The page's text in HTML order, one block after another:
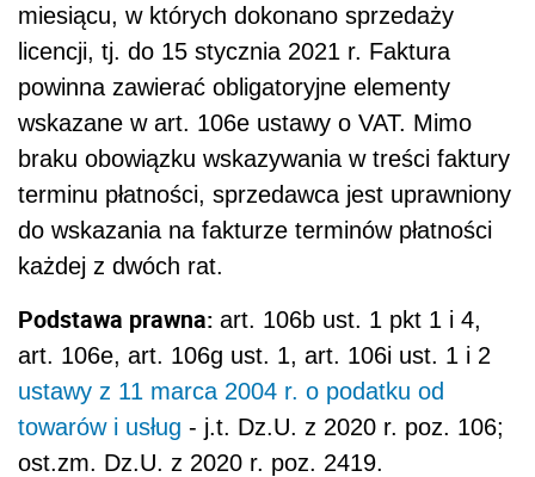
miesiącu, w których dokonano sprzedaży
licencji, tj. do 15 stycznia 2021 r. Faktura
powinna zawierać obligatoryjne elementy
wskazane w art. 106e ustawy o VAT. Mimo
braku obowiązku wskazywania w treści faktury
terminu płatności, sprzedawca jest uprawniony
do wskazania na fakturze terminów płatności
każdej z dwóch rat.
Podstawa prawna: art. 106b ust. 1 pkt 1 i 4,
art. 106e, art. 106g ust. 1, art. 106i ust. 1 i 2
ustawy z 11 marca 2004 r. o podatku od
towarów i usług - j.t. Dz.U. z 2020 r. poz. 106;
ost.zm. Dz.U. z 2020 r. poz. 2419.